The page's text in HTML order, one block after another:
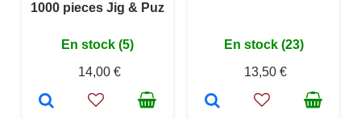
1000 pieces Jig & Puz
En stock (5)
14,00 €
En stock (23)
13,50 €